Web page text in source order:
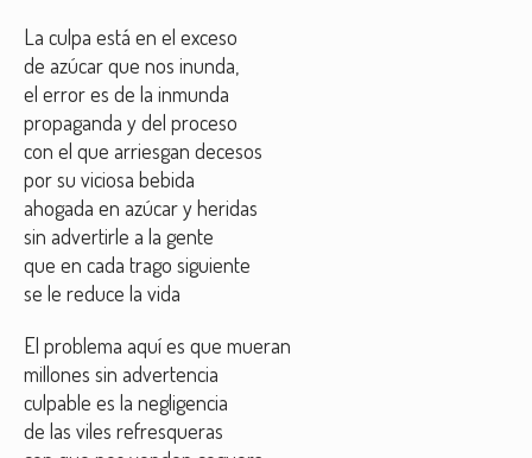
La culpa está en el exceso
de azúcar que nos inunda,
el error es de la inmunda
propaganda y del proceso
con el que arriesgan decesos
por su viciosa bebida
ahogada en azúcar y heridas
sin advertirle a la gente
que en cada trago siguiente
se le reduce la vida
El problema aquí es que mueran
millones sin advertencia
culpable es la negligencia
de las viles refresqueras